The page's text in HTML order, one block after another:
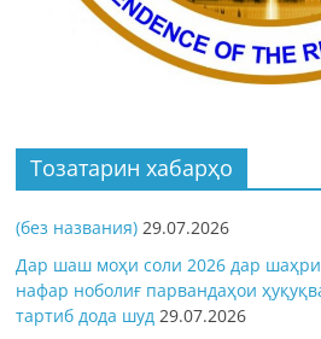
Тозатарин хабарҳо
(без названия) 29.07.2026
Дар шаш моҳи соли 2026 дар шаҳри
нафар ноболиғ парвандаҳои
тартиб дода шуд 29.07.2026